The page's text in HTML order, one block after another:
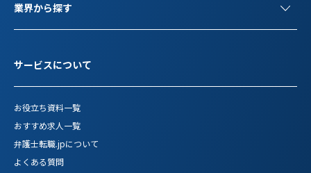
業界から探す
サービスについて
お役立ち資料一覧
おすすめ求人一覧
弁護士転職.jpについて
よくある質問